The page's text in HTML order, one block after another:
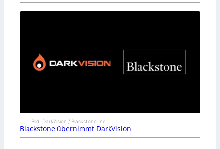
Bild: DarkVision / Blackstone Inc.
Blackstone übernimmt DarkVision